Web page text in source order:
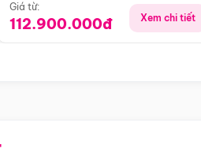
Giá từ:
112.900.000đ Xem chi tiết